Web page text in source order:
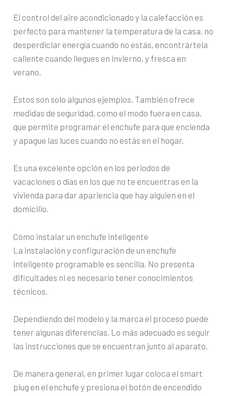
El control del aire acondicionado y la calefacción es
perfecto para mantener la temperatura de la casa, no
desperdiciar energía cuando no estás, encontrártela
caliente cuando llegues en invierno, y fresca en
verano.
Estos son solo algunos ejemplos. También ofrece
medidas de seguridad, como el modo fuera en casa,
que permite programar el enchufe para que encienda
y apague las luces cuando no estás en el hogar.
Es una excelente opción en los periodos de
vacaciones o días en los que no te encuentras en la
vivienda para dar apariencia que hay alguien en el
domicilio.
Cómo instalar un enchufe inteligente
La instalación y configuración de un enchufe
inteligente programable es sencilla. No presenta
dificultades ni es necesario tener conocimientos
técnicos.
Dependiendo del modelo y la marca el proceso puede
tener algunas diferencias. Lo más adecuado es seguir
las instrucciones que se encuentran junto al aparato.
De manera general, en primer lugar coloca el smart
plug en el enchufe y presiona el botón de encendido